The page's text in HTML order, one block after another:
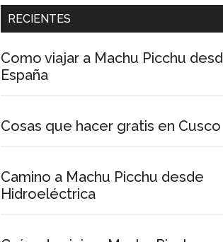
RECIENTES
Como viajar a Machu Picchu
España
Cosas que hacer gratis en Cusco
Camino a Machu Picchu desde
Hidroeléctrica